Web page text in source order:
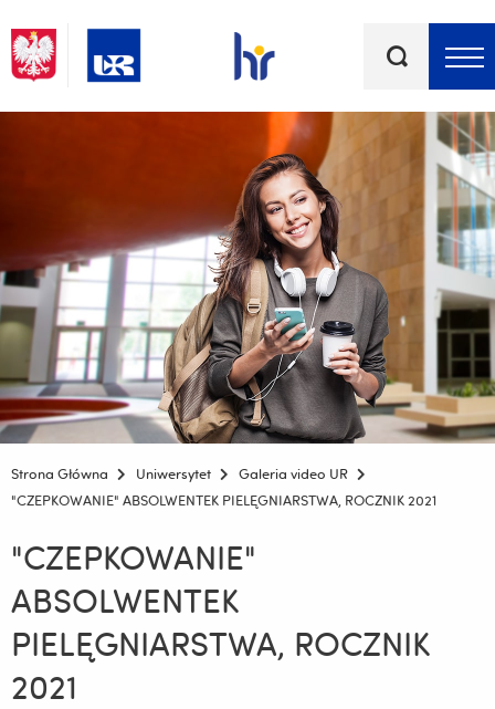
kluczowe
Strona Główna Uniwersytet
Galeria video UR
"CZEPKOWANIE" ABSOLWENTEK PIELĘGNIARSTWA, ROCZNIK 2021
"CZEPKOWANIE"
ABSOLWENTEK
PIELĘGNIARSTWA, ROCZNIK
2021